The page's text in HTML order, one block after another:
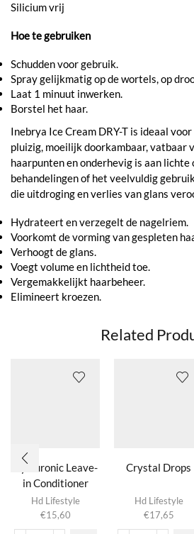
Silicium vrij
Hoe te gebruiken
Schudden voor gebruik.
Spray gelijkmatig op de wortels, op
Laat 1 minuut inwerken.
Borstel het haar.
Inebrya Ice Cream DRY-T is ideaal
pluizig, moeilijk doorkambaar, vatbaar
haarpunten en onderhevig is aan lichte
behandelingen of het veelvuldig
die uitdroging en verlies van glans
Hydrateert en verzegelt de nagelriem.
Voorkomt de vorming van gespleten
Verhoogt de glans.
Voegt volume en lichtheid toe.
Vergemakkelijkt haarbeheer.
Elimineert kroezen.
Related
Hyaluronic Leave-
in Conditioner
Hd Lifestyle
€15,60
Crystal Drops
Hd Lifestyle
€17,65